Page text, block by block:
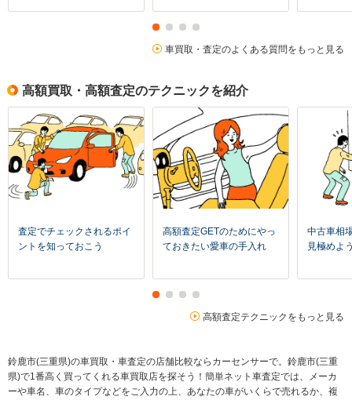
車買取・査定のよくある質問をもっと見る
高額買取・高額査定のテクニックを紹介
査定でチェックされるポイ
ントを知っておこう
高額査定GETのためにやっ
ておきたい愛車の手入れ
中古車相
見極めよ
高額査定テクニックをもっと見る
鈴鹿市(三重県)の車買取・車査定の店舗比較ならカーセンサーで。鈴鹿市(三重
県)で1番高く買ってくれる車買取店を探そう！簡単ネット車査定では、メーカ
ーや車名、車のタイプなどをご入力の上、あなたの車がいくらで売れるか、複